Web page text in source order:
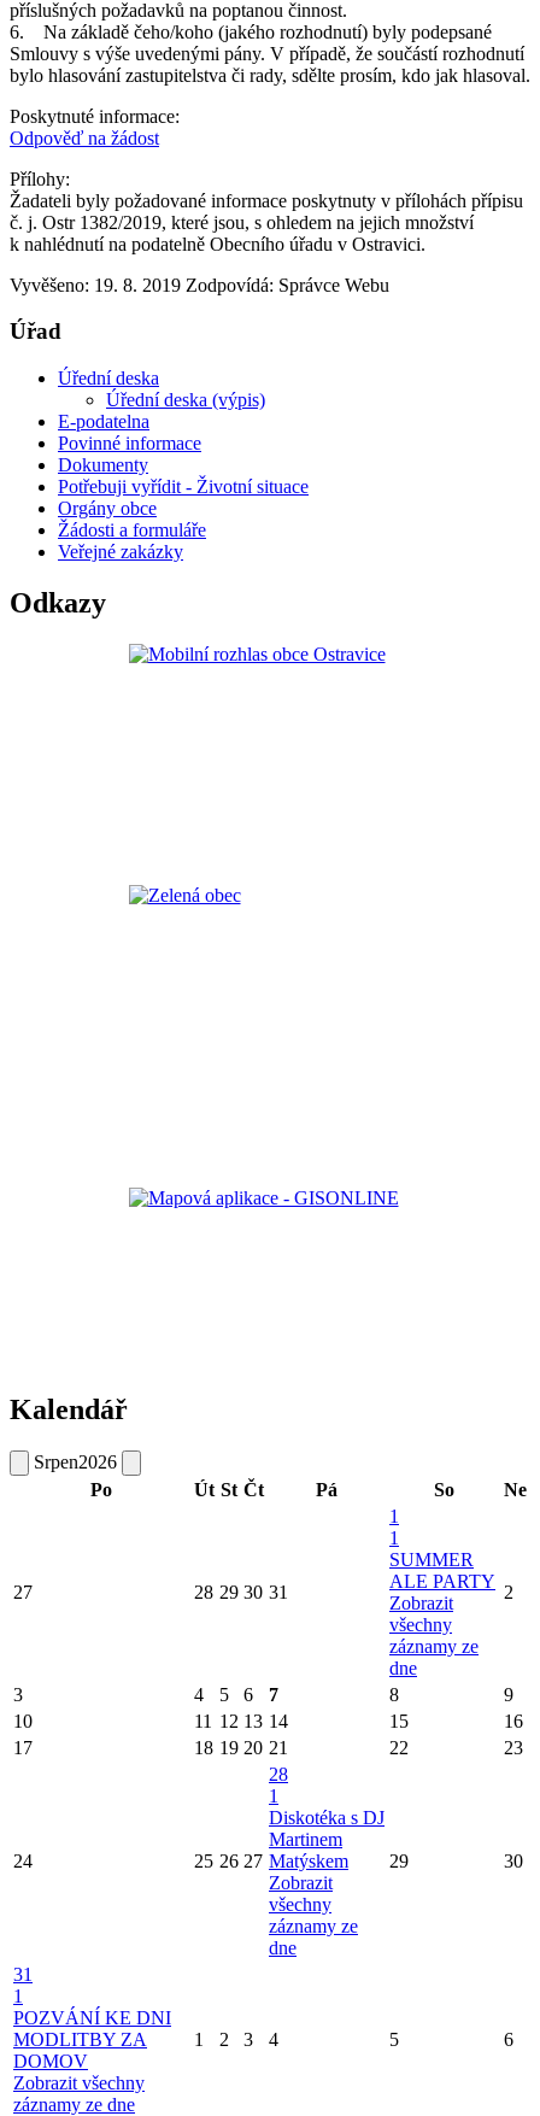
příslušných požadavků na poptanou činnost.
6. Na základě čeho/koho (jakého rozhodnutí) byly podepsané
Smlouvy s výše uvedenými pány. V případě, že součástí rozhodnutí
bylo hlasování zastupitelstva či rady, sdělte prosím, kdo jak hlasoval.
Poskytnuté informace:
Odpověď na žádost
Přílohy:
Žadateli byly požadované informace poskytnuty v přílohách přípisu
č. j. Ostr 1382/2019, které jsou, s ohledem na jejich množství
k nahlédnutí na podatelně Obecního úřadu v Ostravici.
Vyvěšeno: 19. 8. 2019 Zodpovídá: Správce Webu
Úřad
Úřední deska
Úřední deska (výpis)
E-podatelna
Povinné informace
Dokumenty
Potřebuji vyřídit - Životní situace
Orgány obce
Žádosti a formuláře
Veřejné zakázky
Odkazy
Kalendář
Srpen2026
Po
Út St Čt Pá So Ne
27 28 29 30 31
1
1
SUMMER
ALE PARTY
Zobrazit
všechny
záznamy ze
dne
2
3 4 5 6 7 8
9
10
11 12 13 14 15
16
17
18 19 20 21 22 23
24 25 26 27
28
1
Diskotéka s DJ
Martinem
Matýskem
Zobrazit
všechny
záznamy ze
dne
29 30
31
1
POZVÁNÍ KE DNI
MODLITBY ZA
DOMOV
Zobrazit všechny
záznamy ze dne
1 2 3 4 5 6